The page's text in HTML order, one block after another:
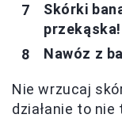
Skórki
przekąska!
Nawóz z
Nie wrzucaj
działanie to